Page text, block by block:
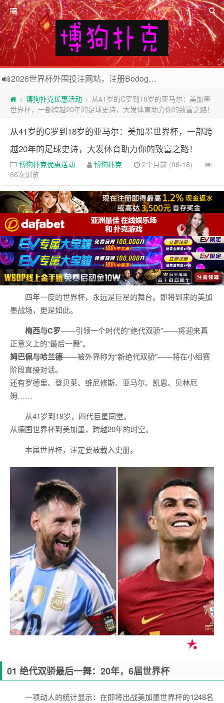
> 博狗扑克优惠活动 > 从41岁的C罗到18岁的亚马尔：美加墨
世界杯，一部跨越20年的足球史诗，大发体育助力你的致富之路！
从41岁的C罗到18岁的亚马尔：美加墨世界杯，一部跨
越20年的足球史诗，大发体育助力你的致富之路！
博狗扑克优惠活动 博狗扑克
2个月前 (06-16)
66次浏览
四年一度的世界杯，永远是巨星的舞台。即将到来的美加
墨战场，更是如此。
梅西与C罗——引领一个时代的“绝代双骄”——将迎来真
正意义上的“最后一舞”。
姆巴佩与哈兰德——被外界称为“新绝代双骄”——将在小组赛
阶段直接对话。
还有罗德里、登贝莱、维尼修斯、亚马尔、凯恩、贝林厄
姆……
从41岁到18岁，四代巨星同堂。
从德国世界杯到美加墨，跨越20年的时空。
本届世界杯，注定要被载入史册。
01 绝代双骄最后一舞：20年，6届世界杯
一项动人的统计显示：在即将出战美加墨世界杯的1248名